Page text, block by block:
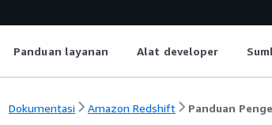
Panduan layanan Alat developer
Dokumentasi Amazon Redshift Panduan